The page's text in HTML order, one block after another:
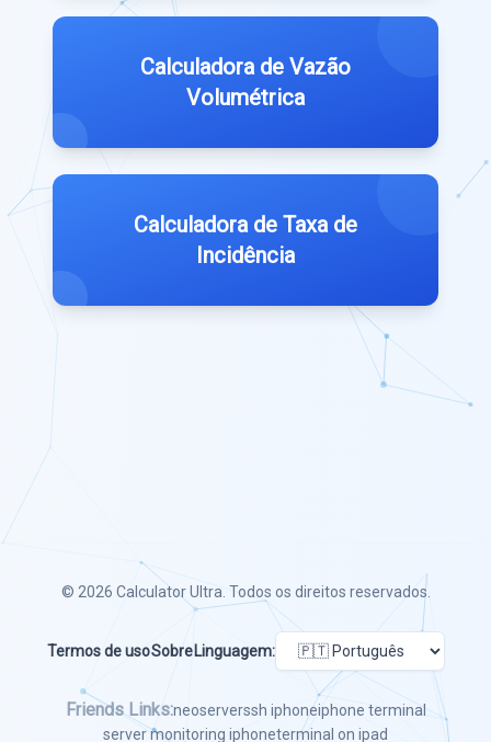
Calculadora de Vazão
Volumétrica
Calculadora de Taxa de
Incidência
© 2026 Calculator Ultra . Todos os direitos reservados.
Termos de usoSobre Linguagem:
Friends Links:neoserverssh iphoneiphone terminal
server monitoring iphoneterminal on ipad